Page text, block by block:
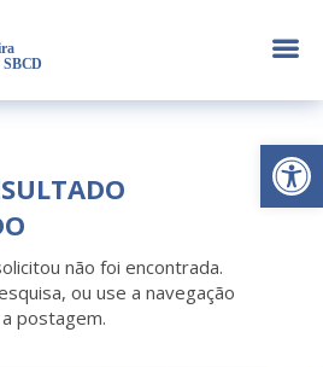
Abrir
a
não foi encontrada.
ou use a navegação
postagem.